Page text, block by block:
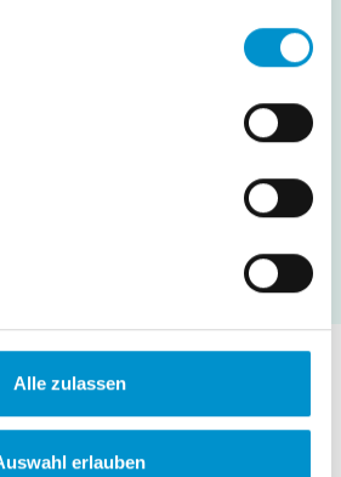
Alle zulassen
erlauben
aus der Makler-